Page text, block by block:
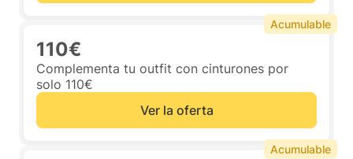
110€
Complementa tu outfit con cinturones por
solo 110€
Ver la oferta
Acumulable
Acumulable